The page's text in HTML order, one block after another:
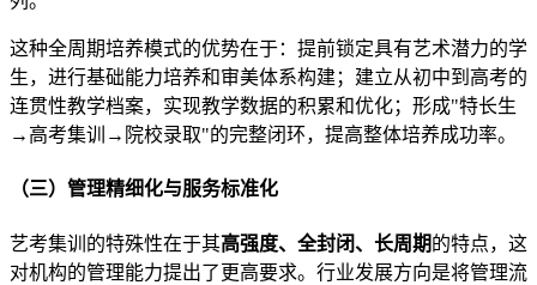
这种全周期培养模式的优势在于：提前锁定具有艺术潜力的学
生，进行基础能力培养和审美体系构建；建立从初中到高考的
连贯性教学档案，实现教学数据的积累和优化；形成"特长生
→高考集训→院校录取"的完整闭环，提高整体培养成功率。
（三）管理精细化与服务标准化
艺考集训的特殊性在于其高强度、全封闭、长周期的特点，这
对机构的管理能力提出了更高要求。行业发展方向是将管理流